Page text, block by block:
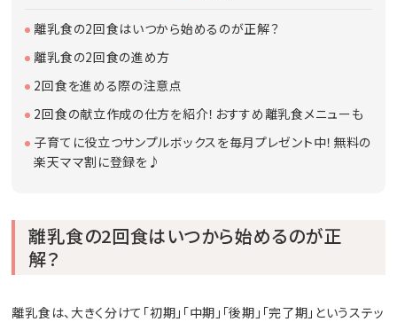
離乳食の2回食はいつから始めるのが正解？
離乳食の2回食の進め方
2回食を進める際の注意点
2回食の献立作成の仕方を紹介！おすすめ離乳食メニューも
子育てに役立つサンプルボックスを毎月プレゼント中！無料の
楽天ママ割に登録を♪
離乳食の2回食はいつから始めるのが正
解？
離乳食は、大きく分けて「初期」「中期」「後期」「完了期」というステッ